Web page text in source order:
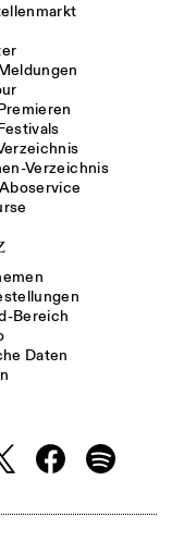
Verzeichnis
Bereich
Daten